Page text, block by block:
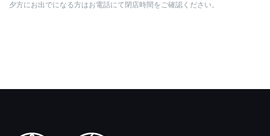
夕方にお出でになる方はお電話にて閉店時間をご確認ください。